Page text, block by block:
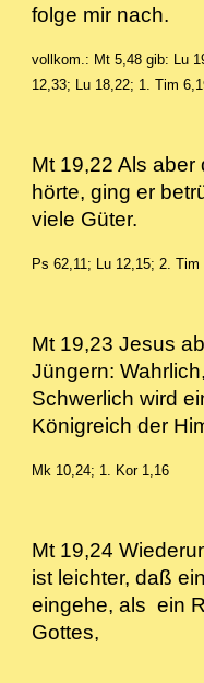
folge mir nach.
vollkom.: Mt 5,48 gib: Lu
12,33; Lu 18,22; 1. Tim
Mt 19,22 Als
hörte, ging er
viele Güter.
Ps 62,11; Lu 12,15; 2. Tim
Mt 19,23 Jesus
Jüngern:
Schwerlich wird
Königreich der
Mk 10,24; 1. Kor 1,16
Mt 19,24
ist leichter, daß
eingehe, als ein
Gottes,